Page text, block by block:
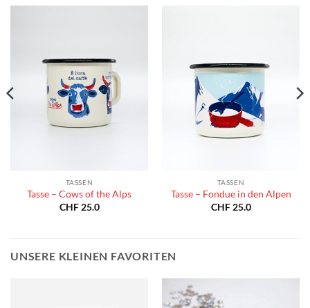
TASSEN
Tasse – Cows of the Alps
CHF25.0
TASSEN
Tasse – Fondue in den Alpen
CHF25.0
UNSERE KLEINEN FAVORITEN